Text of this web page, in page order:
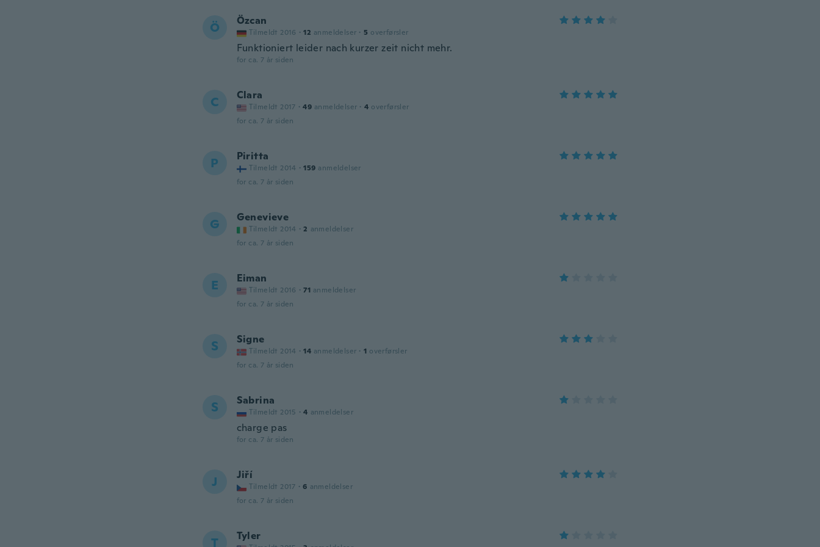
Ö Özcan
Tilmeldt 2016 · 12 anmeldelser · 5 overførsler
Funktioniert leider nach kurzer zeit nicht mehr.
for ca. 7 år siden
C Clara
Tilmeldt 2017 · 49 anmeldelser · 4 overførsler
for ca. 7 år siden
P Piritta
Tilmeldt 2014 · 159 anmeldelser
for ca. 7 år siden
G Genevieve
Tilmeldt 2014 · 2 anmeldelser
for ca. 7 år siden
E Eiman
Tilmeldt 2016 · 71 anmeldelser
for ca. 7 år siden
S Signe
Tilmeldt 2014 · 14 anmeldelser · 1 overførsler
for ca. 7 år siden
S Sabrina
Tilmeldt 2015 · 4 anmeldelser
charge pas
for ca. 7 år siden
J Jiří
Tilmeldt 2017 · 6 anmeldelser
for ca. 7 år siden
T Tyler